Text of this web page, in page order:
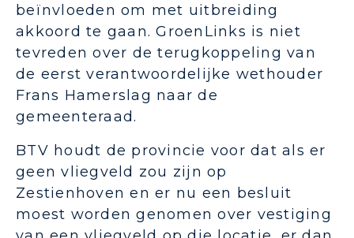
beïnvloeden om met uitbreiding
akkoord te gaan. GroenLinks is niet
tevreden over de terugkoppeling van
de eerst verantwoordelijke wethouder
Frans Hamerslag naar de
gemeenteraad.
BTV houdt de provincie voor dat als er
geen vliegveld zou zijn op
Zestienhoven en er nu een besluit
moest worden genomen over vestiging